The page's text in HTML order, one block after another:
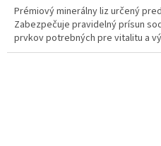
Prémiový minerálny liz určený
Zabezpečuje pravidelný prísun
prvkov potrebných pre vitalitu a